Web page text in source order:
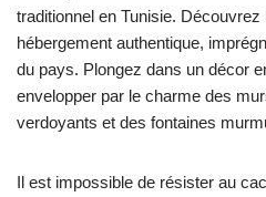
traditionnel en Tunisie.
hébergement authentique,
du pays. Plongez dans un décor
envelopper par le charme des
verdoyants et des fontaines
Il est impossible de résister au